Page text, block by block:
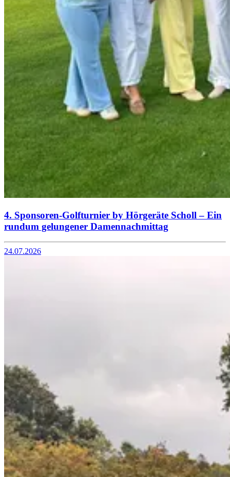
4. Sponsoren-Golfturnier by Hörgeräte Scholl – Ein
rundum gelungener Damennachmittag
24.07.2026